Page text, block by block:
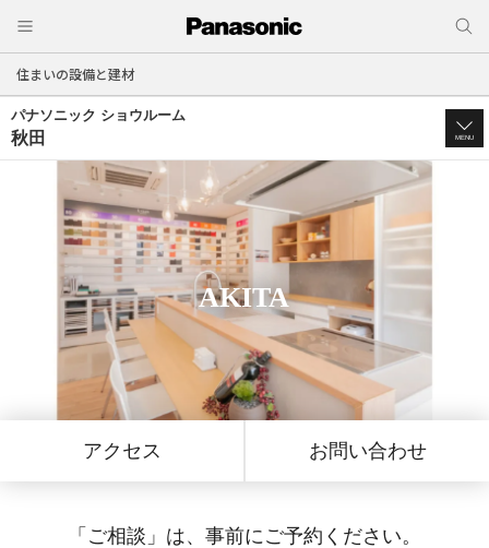
住まいの設備と建材
パナソニック ショウルーム
秋田 MENU
AKITA
アクセス お問い合わせ
「ご相談」は、事前にご予約ください。